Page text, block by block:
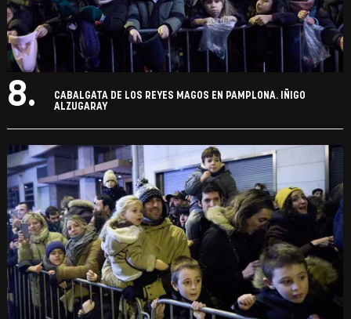
8.
CABALGATA DE LOS REYES MAGOS EN PAMPLONA. IÑIGO
ALZUGARAY